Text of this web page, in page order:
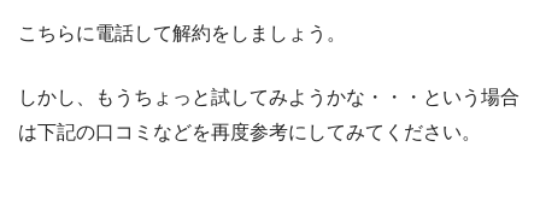
こちらに電話して解約をしましょう。
しかし、もうちょっと試してみようかな・・・という場合
は下記の口コミなどを再度参考にしてみてください。